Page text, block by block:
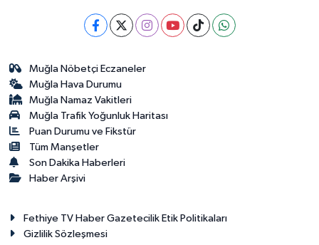
Muğla Nöbetçi Eczaneler
Muğla Hava Durumu
Muğla Namaz Vakitleri
Muğla Trafik Yoğunluk Haritası
Puan Durumu ve Fikstür
Tüm Manşetler
Son Dakika Haberleri
Haber Arşivi
Fethiye TV Haber Gazetecilik Etik Politikaları
Gizlilik Sözleşmesi